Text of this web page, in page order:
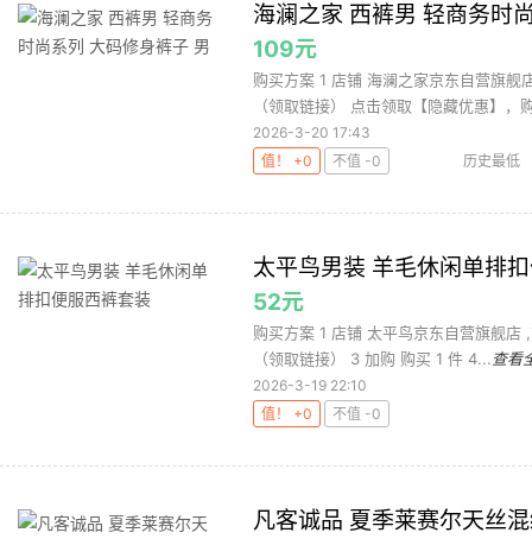
海澜之家 西裤男 轻商务时
109元
购买方案 1 店铺 海澜之家京东自营旗
（领取链接） 点击领取【隐藏优惠】，
2026-3-20 17:43
值！ +0
不值 -0 历史最低
太平鸟男装 羊毛休闲单排
52元
购买方案 1 店铺 太平鸟京东自营旗舰
（领取链接） 3 加购 购买 1 件 4... 查看
2026-3-19 22:10
值！ +0
不值 -0
凡客诚品 夏季莱赛尔天丝